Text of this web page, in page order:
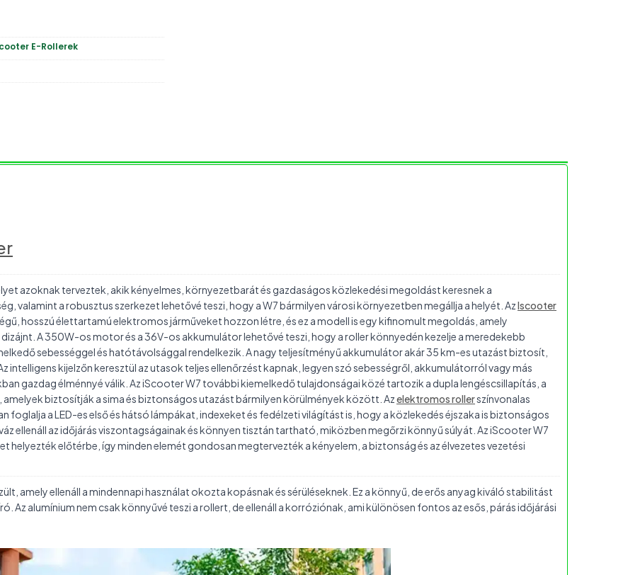
E-Rollerek
azoknak terveztek, akik kényelmes, környezetbarát és gazdaságos közlekedési megoldást keresnek a
valamint a robusztus szerkezet lehetővé teszi, hogy a W7 bármilyen városi környezetben megállja a helyét. AzIscooter
hosszú élettartamú elektromos járműveket hozzon létre, és ez a modell is egy kifinomult megoldás, amely
A 350W-os motor és a 36V-os akkumulátor lehetővé teszi, hogy a roller könnyedén kezelje a meredekebb
sebességgel és hatótávolsággal rendelkezik. A nagy teljesítményű akkumulátor akár 35 km-es utazást biztosít,
intelligens kijelzőn keresztül az utasok teljes ellenőrzést kapnak, legyen szó sebességről, akkumulátorról vagy más
gazdag élménnyé válik. Az iScooter W7 további kiemelkedő tulajdonságai közé tartozik a dupla lengéscsillapítás, a
amelyek biztosítják a sima és biztonságos utazást bármilyen körülmények között. Azelektromos rollerszínvonalas
foglalja a LED-es első és hátsó lámpákat, indexeket és fedélzeti világítást is, hogy a közlekedés éjszaka is biztonságos
ellenáll az időjárás viszontagságainak és könnyen tisztán tartható, miközben megőrzi könnyű súlyát. Az iScooter W7
helyezték előtérbe, így minden elemét gondosan megtervezték a kényelem, a biztonság és az élvezetes vezetési
amely ellenáll a mindennapi használat okozta kopásnak és sérüléseknek. Ez a könnyű, de erős anyag kiváló stabilitást
Az alumínium nem csak könnyűvé teszi a rollert, de ellenáll a korróziónak, ami különösen fontos az esős, párás időjárási